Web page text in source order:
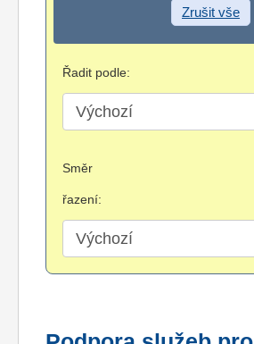
Zrušit vše
Řadit podle:
Směr
řazení: